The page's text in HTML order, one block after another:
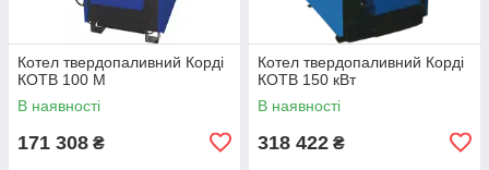
Котел твердопаливний Корді
КОТВ 100 М
В наявності
171 308 ₴
Котел твердопаливний Корді
КОТВ 150 кВт
В наявності
318 422 ₴